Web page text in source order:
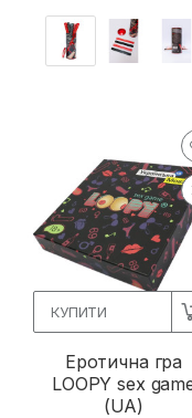
КУПИТИ
Еротична гра
LOOPY sex
(UA)